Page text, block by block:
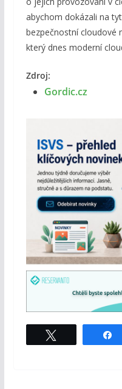
abychom dokázali na
bezpečnostní cloudové
který dnes moderní
Zdroj:
Gordic.cz